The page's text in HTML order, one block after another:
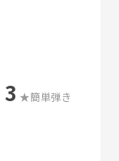
3 ★簡単弾き